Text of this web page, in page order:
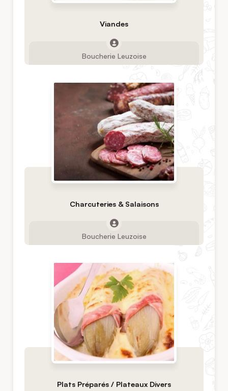
Viandes
Boucherie Leuzoise
Charcuteries & Salaisons
Boucherie Leuzoise
Plats Préparés / Plateaux Divers